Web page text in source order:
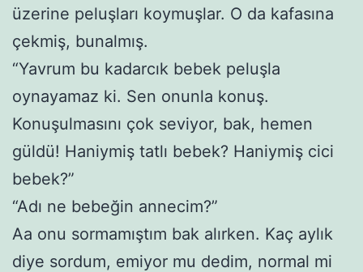
üzerine peluşları koymuşlar. O da kafasına
çekmiş, bunalmış.
“Yavrum bu kadarcık bebek peluşla
oynayamaz ki. Sen onunla konuş.
Konuşulmasını çok seviyor, bak, hemen
güldü! Haniymiş tatlı bebek? Haniymiş cici
bebek?”
“Adı ne bebeğin annecim?”
Aa onu sormamıştım bak alırken. Kaç aylık
diye sordum, emiyor mu dedim, normal mi